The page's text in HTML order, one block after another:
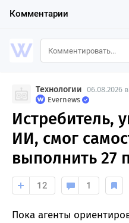
Комментарии
Технологии 06.08.2026
Evernews
Истребитель,
ИИ, смог
выполнить 27
12 1
Пока агенты